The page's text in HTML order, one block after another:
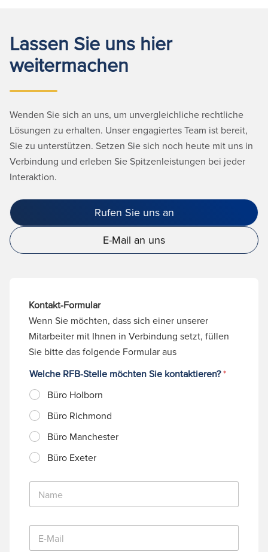
Lassen Sie uns hier
weitermachen
Wenden Sie sich an uns, um unvergleichliche rechtliche
Lösungen zu erhalten. Unser engagiertes Team ist bereit,
Sie zu unterstützen. Setzen Sie sich noch heute mit uns in
Verbindung und erleben Sie Spitzenleistungen bei jeder
Interaktion.
Rufen Sie uns an
E-Mail an uns
Kontakt-Formular
Wenn Sie möchten, dass sich einer unserer
Mitarbeiter mit Ihnen in Verbindung setzt, füllen
Sie bitte das folgende Formular aus
Welche RFB-Stelle möchten Sie kontaktieren?*
Büro Holborn
Büro Richmond
Büro Manchester
Büro Exeter
N
m
E